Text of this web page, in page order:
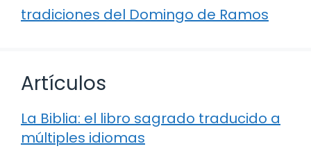
tradiciones del Domingo de Ramos
Artículos
La Biblia: el libro sagrado traducido a
múltiples idiomas